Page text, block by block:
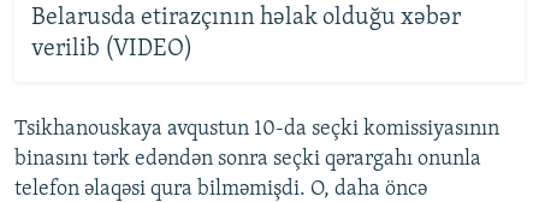
Belarusda etirazçının həlak olduğu xəbər
verilib (VIDEO)
Tsikhanouskaya avqustun 10-da seçki komissiyasının
binasını tərk edəndən sonra seçki qərargahı onunla
telefon əlaqəsi qura bilməmişdi. O, daha öncə